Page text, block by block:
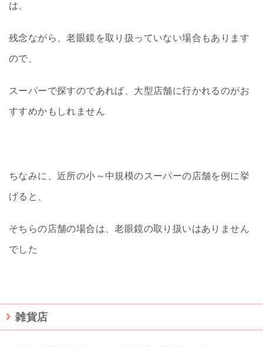
は、
残念ながら、老眼鏡を取り扱っていない場合もあります
ので、
スーパーで探すのであれば、大型店舗に行かれるのがお
すすめかもしれません
ちなみに、近所の小～中規模のスーパーの店舗を例に挙
げると、
そちらの店舗の場合は、老眼鏡の取り扱いはありません
でした
雑貨店